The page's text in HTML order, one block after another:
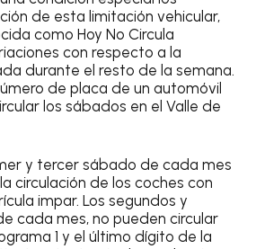
de esta limitación vehicular,
comoHoy No Circula
con respecto a la
durante el resto de la semana.
de placa de un automóvil
los sábados en el Valle de
y tercer sábado de cada mes
circulación de los coches con
impar. Lossegundos y
cada mes, no pueden circular
1 y el último dígito de la